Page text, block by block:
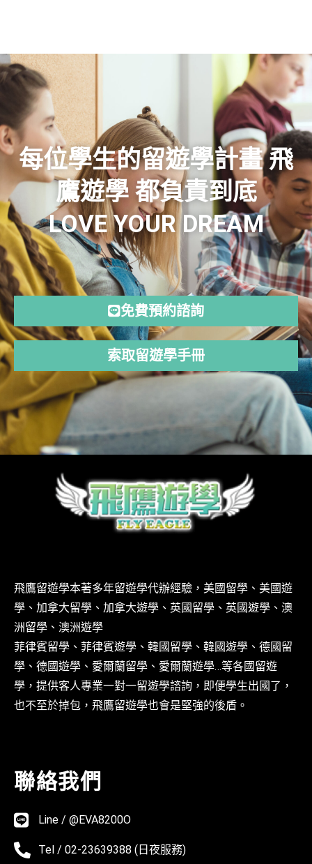
每位學生的留遊學計畫 飛
鷹遊學 都負責到底
LOVE YOUR DREAM
免費預約諮詢
索取留遊學手冊
飛鷹留遊學本著多年留遊學代辦經驗，美國留學、美國遊
學、加拿大留學、加拿大遊學、英國留學、英國遊學、澳
洲留學、澳洲遊學
菲律賓留學、菲律賓遊學、韓國留學、韓國遊學、德國留
學、德國遊學、愛爾蘭留學、愛爾蘭遊學…等各國留遊
學，提供客人專業一對一留遊學諮詢，即便學生出國了，
也不至於掉包，飛鷹留遊學也會是堅強的後盾。
聯絡我們
Line / @EVA8200O
Tel / 02-23639388 (日夜服務)